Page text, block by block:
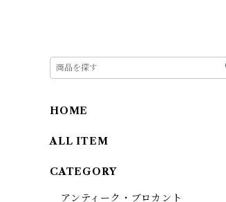
HOME
ALL ITEM
CATEGORY
アンティーク・ブロカント